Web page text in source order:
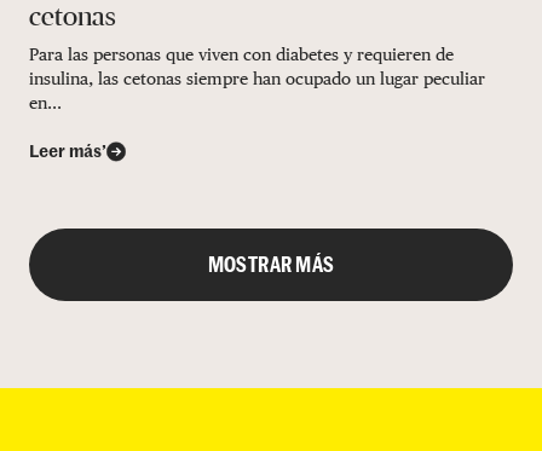
cetonas
Para las personas que viven con diabetes y requieren de
insulina, las cetonas siempre han ocupado un lugar peculiar
en...
Leer más’
MOSTRAR MÁS